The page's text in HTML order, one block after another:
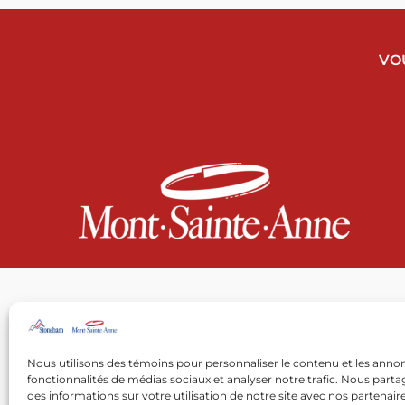
Nous utilisons des témoins pour personnaliser le contenu et les
fonctionnalités de médias sociaux et analyser notre trafic. Nous
des informations sur votre utilisation de notre site avec nos